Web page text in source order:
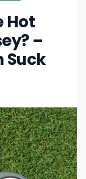
Hot
–
Suck